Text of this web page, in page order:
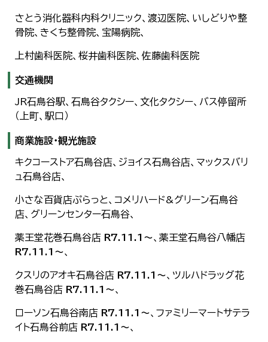
さとう消化器科内科クリニック、渡辺医院、いしどりや整
骨院、きくち整骨院、宝陽病院、
上村歯科医院、桜井歯科医院、佐藤歯科医院
交通機関
JR石鳥谷駅、石鳥谷タクシー、文化タクシー、バス停留所
（上町、駅口）
商業施設・観光施設
キクコーストア石鳥谷店、ジョイス石鳥谷店、マックスバリ
ュ石鳥谷店、
小さな百貨店ぷらっと、コメリハード&グリーン石鳥谷
店、グリーンセンター石鳥谷、
薬王堂花巻石鳥谷店 R7.11.1～、薬王堂石鳥谷八幡店
R7.11.1～、
クスリのアオキ石鳥谷店 R7.11.1～、ツルハドラッグ花
巻石鳥谷店 R7.11.1～、
ローソン石鳥谷南店 R7.11.1～、ファミリーマートサテラ
イト石鳥谷前店 R7.11.1～、